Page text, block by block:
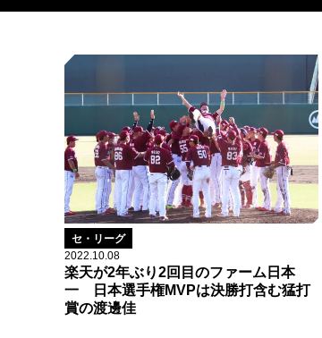
セ・リーグ
2022.10.08
楽天が2年ぶり2回目のファーム日本
一 日本選手権MVPは決勝打含む猛打
賞の渡邊佳